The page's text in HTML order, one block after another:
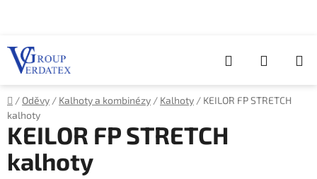
Hledat
KOŠÍK
Domů
/ Oděvy / Kalhoty a kombinézy / Kalhoty / KEILOR FP STRETCH
kalhoty
KEILOR FP STRETCH
kalhoty